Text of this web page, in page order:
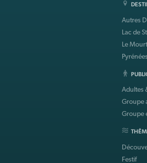
Autres
Lac de
Le
Adultes
Groupe
Groupe
Festif